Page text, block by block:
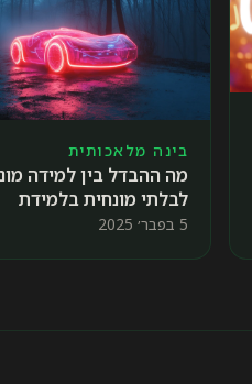
בינה מלאכותית
מה ההבדל בין למידה
לבלתי מונחית בלמידת
מכונה 🤖📊
5 בפבר׳ 2025